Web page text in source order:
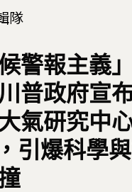
隊
警報主義
普政府宣
氣研究中
引爆科學